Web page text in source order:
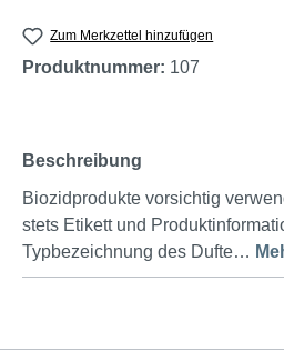
Zum Merkzettel hinzufügen
Produktnummer: 107
Beschreibung
Biozidprodukte vorsichtig
stets Etikett und
Typbezeichnung des Dufte…